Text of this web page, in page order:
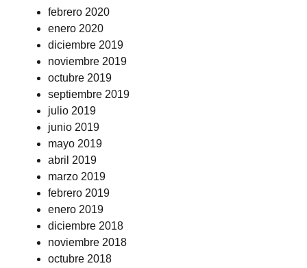
febrero 2020
enero 2020
diciembre 2019
noviembre 2019
octubre 2019
septiembre 2019
julio 2019
junio 2019
mayo 2019
abril 2019
marzo 2019
febrero 2019
enero 2019
diciembre 2018
noviembre 2018
octubre 2018